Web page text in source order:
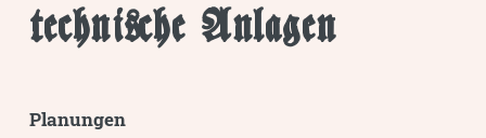
technische Anlagen
Planungen